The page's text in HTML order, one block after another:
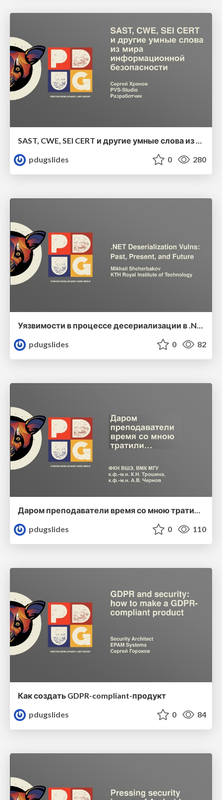
pdugslides
0 280
Уязвимости в процессе десериализации в .NET: прошлое, настоящее и будущее
pdugslides
0 82
Даром преподаватели время со мною тратили…
pdugslides
0 110
Как создать GDPR-compliant-продукт
pdugslides
0 84